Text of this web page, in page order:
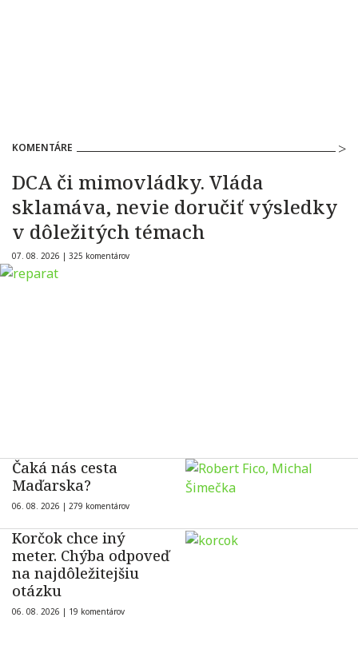
KOMENTÁRE
DCA či mimovládky. Vláda
sklamáva, nevie doručiť výsledky
v dôležitých témach
07. 08. 2026 | 325 komentárov
Čaká nás cesta
Maďarska?
06. 08. 2026 | 279 komentárov
Korčok chce iný
meter. Chýba odpoveď
na najdôležitejšiu
otázku
06. 08. 2026 | 19 komentárov